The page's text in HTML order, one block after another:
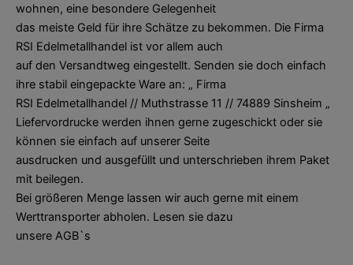
wohnen, eine besondere Gelegenheit
das meiste Geld für ihre Schätze zu bekommen. Die Firma
RSI Edelmetallhandel ist vor allem auch
auf den Versandtweg eingestellt. Senden sie doch einfach
ihre stabil eingepackte Ware an: „ Firma
RSI Edelmetallhandel // Muthstrasse 11 // 74889 Sinsheim „
Liefervordrucke werden ihnen gerne zugeschickt oder sie
können sie einfach auf unserer Seite
ausdrucken und ausgefüllt und unterschrieben ihrem Paket
mit beilegen.
Bei größeren Menge lassen wir auch gerne mit einem
Werttransporter abholen. Lesen sie dazu
unsere AGB`s